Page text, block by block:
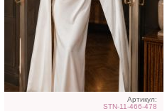
Артикул:
STN-11-466-478